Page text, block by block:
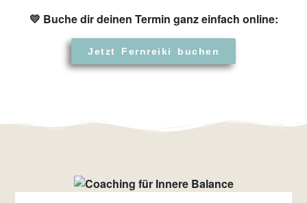
💛 Buche dir deinen Termin ganz einfach online:
Jetzt Fernreiki buchen